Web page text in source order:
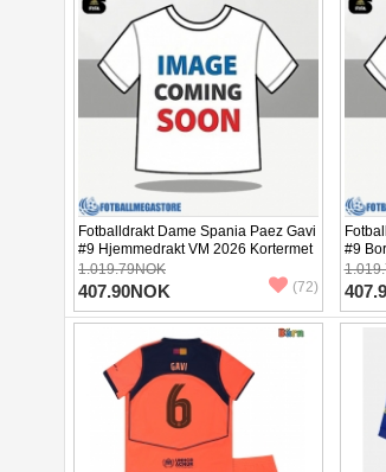
Fotballdrakt Dame Spania Paez Gavi
#9 Hjemmedrakt VM 2026 Kortermet
1.019.79NOK
407.90NOK (72)
#9